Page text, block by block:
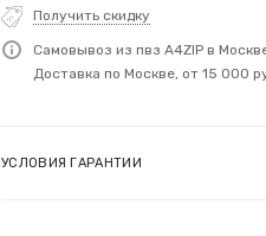
Получить скидку
Самовывоз из пвз A4ZIP в
Доставка по Москве, от 15 000
УСЛОВИЯ ГАРАНТИИ